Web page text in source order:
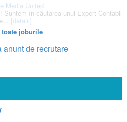
Media United
Suntem în căutarea unui Expert Contabil
[detalii]
toate joburile
anunt de recrutare